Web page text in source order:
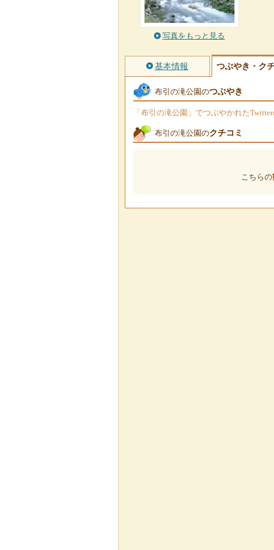
写真をもっと見る
基本情報 つぶやき・ク
布引の滝公園のつぶやき
「布引の滝公園」でつぶやかれた
布引の滝公園のクチコミ
こちらの